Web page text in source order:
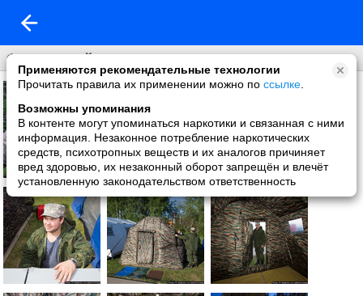
Применяются рекомендательные технологии
Прочитать правила их применении можно по ссылке
Возможны упоминания
В контенте могут упоминаться наркотики и связанная с ними
информация. Незаконное потребление наркотических
средств, психотропных веществ и их аналогов причиняет
вред здоровью, их незаконный оборот запрещён и влечёт
установленную законодательством ответственность
Фото со мной